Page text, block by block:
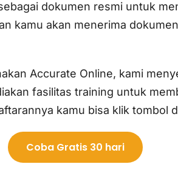
dokumen resmi untuk
kamu akan menerima
Accurate Online, kami
fasilitas training untuk
kamu bisa klik tombol
Coba Gratis 30 hari